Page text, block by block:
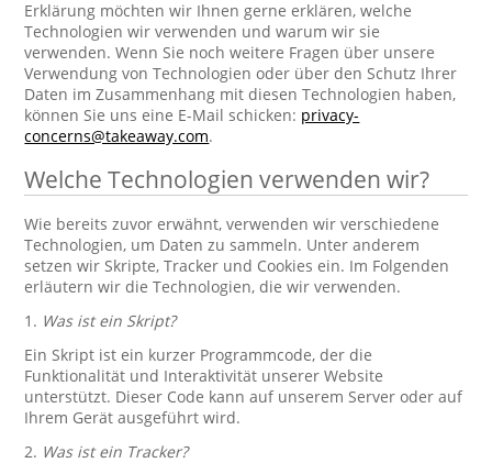
Erklärung möchten wir Ihnen gerne erklären, welche
Technologien wir verwenden und warum wir sie
verwenden. Wenn Sie noch weitere Fragen über unsere
Verwendung von Technologien oder über den Schutz Ihrer
Daten im Zusammenhang mit diesen Technologien haben,
können Sie uns eine E-Mail schicken: privacy-
concerns@takeaway.com.
Welche Technologien verwenden wir?
Wie bereits zuvor erwähnt, verwenden wir verschiedene
Technologien, um Daten zu sammeln. Unter anderem
setzen wir Skripte, Tracker und Cookies ein. Im Folgenden
erläutern wir die Technologien, die wir verwenden.
1. Was ist ein Skript?
Ein Skript ist ein kurzer Programmcode, der die
Funktionalität und Interaktivität unserer Website
unterstützt. Dieser Code kann auf unserem Server oder auf
Ihrem Gerät ausgeführt wird.
2. Was ist ein Tracker?